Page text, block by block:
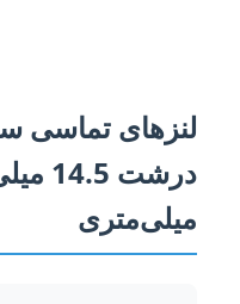
لنزهای تماسی
میلی‌متری